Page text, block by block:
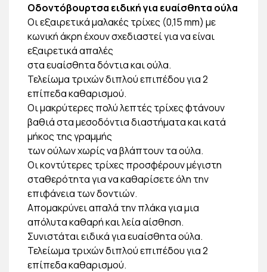
Οδοντόβουρτσα ειδική για ευαίσθητα ούλα
Οι εξαιρετικά μαλακές τρίχες (0,15 mm) με
κωνική άκρη έχουν σχεδιαστεί για να είναι
εξαιρετικά απαλές
στα ευαίσθητα δόντια και ούλα.
Τελείωμα τριχών διπλού επιπέδου για 2
επίπεδα καθαρισμού.
Οι μακρύτερες πολύ λεπτές τρίχες φτάνουν
βαθιά στα μεσοδόντια διαστήματα και κατά
μήκος της γραμμής
των ούλων χωρίς να βλάπτουν τα ούλα.
Οι κοντύτερες τρίχες προσφέρουν μέγιστη
σταθερότητα για να καθαρίσετε όλη την
επιφάνεια των δοντιών.
Απομακρύνει απαλά την πλάκα για μια
απόλυτα καθαρή και λεία αίσθηση.
Συνιστάται ειδικά για ευαίσθητα ούλα.
Τελείωμα τριχών διπλού επιπέδου για 2
επίπεδα καθαρισμού.